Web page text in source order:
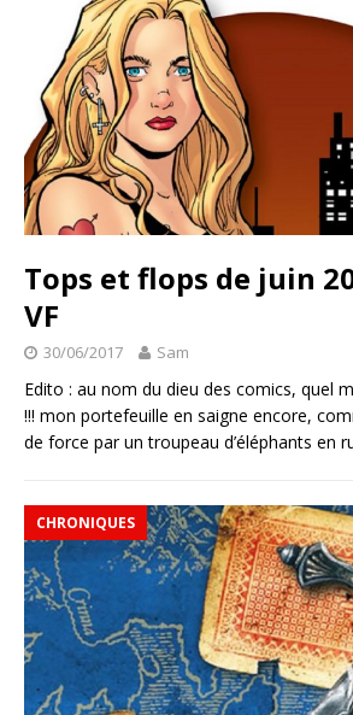
Tops et flops de juin
VF
30/06/2017 Sam
Edito : au nom du dieu des comics, quel
!!! mon portefeuille en saigne encore,
de force par un troupeau d’éléphants en
CHRONIQUES